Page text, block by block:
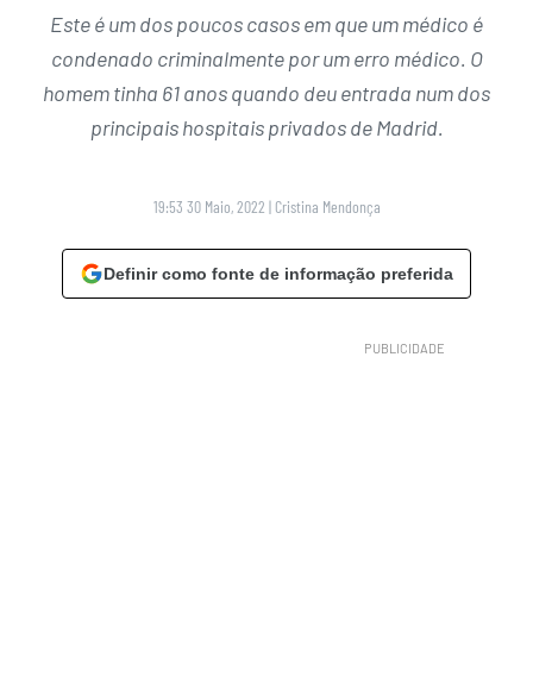
Este é um dos poucos casos em que um médico é
condenado criminalmente por um erro médico. O
homem tinha 61 anos quando deu entrada num dos
principais hospitais privados de Madrid.
19:53 30 Maio, 2022 | Cristina Mendonça
Definir como fonte de informação preferida